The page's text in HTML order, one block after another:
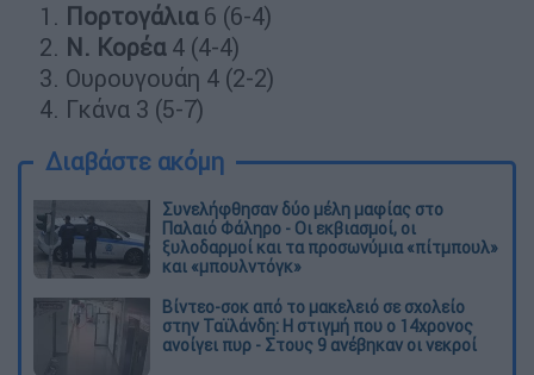
Πορτογάλια6 (6-4)
Ν. Κορέα4 (4-4)
Ουρουγουάη 4 (2-2)
Γκάνα 3 (5-7)
Διαβάστε ακόμη
Συνελήφθησαν δύο μέλη μαφίας στο
Παλαιό Φάληρο - Οι εκβιασμοί, οι
ξυλοδαρμοί και τα προσωνύμια «πίτμπουλ»
και «μπουλντόγκ»
Βίντεο-σοκ από το μακελειό σε σχολείο
στην Ταϊλάνδη: Η στιγμή που ο 14χρονος
ανοίγει πυρ - Στους 9 ανέβηκαν οι νεκροί